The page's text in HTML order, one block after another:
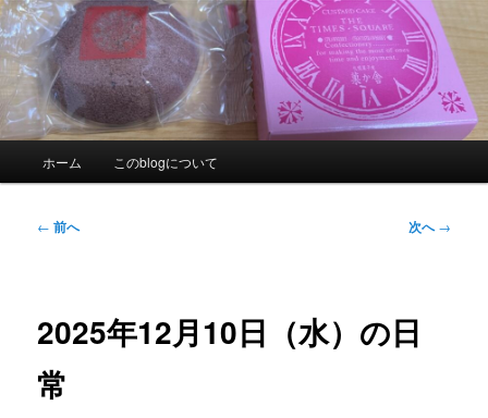
へ
移
動
ホーム このblogについて
投
ー
ョ
ン
← 前へ 次へ→
2025年12月10日（水）の日
常